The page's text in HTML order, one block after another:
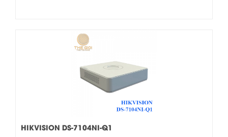
HIKVISION DS-7104NI-Q1